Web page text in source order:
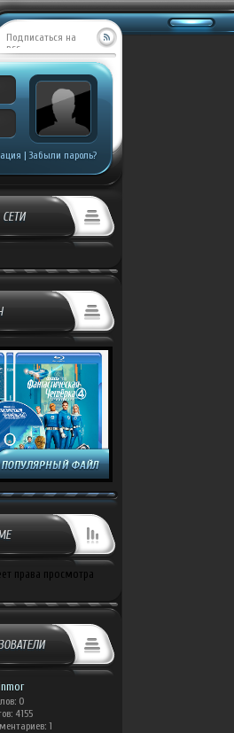
Подписаться на
RSS
| Забыли пароль?
права просмотра
0
4155
1